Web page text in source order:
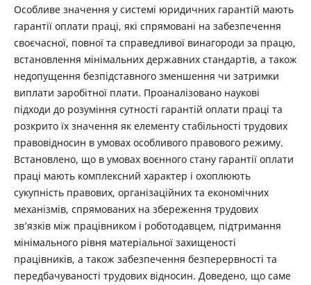
Особливе значення у системі юридичних гарантій мають
гарантії оплати праці, які спрямовані на забезпечення
своєчасної, повної та справедливої винагороди за працю,
встановлення мінімальних державних стандартів, а також
недопущення безпідставного зменшення чи затримки
виплати заробітної плати. Проаналізовано наукові
підходи до розуміння сутності гарантій оплати праці та
розкрито їх значення як елементу стабільності трудових
правовідносин в умовах особливого правового режиму.
Встановлено, що в умовах воєнного стану гарантії оплати
праці мають комплексний характер і охоплюють
сукупність правових, організаційних та економічних
механізмів, спрямованих на збереження трудових
зв’язків між працівником і роботодавцем, підтримання
мінімального рівня матеріальної захищеності
працівників, а також забезпечення безперервності та
передбачуваності трудових відносин. Доведено, що саме